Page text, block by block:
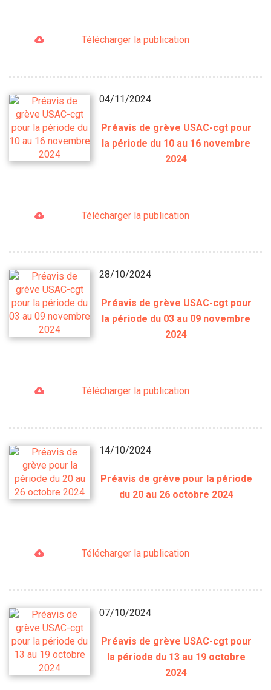
Télécharger la publication
04/11/2024
Préavis de grève USAC-cgt pour
la période du 10 au 16 novembre
2024
Télécharger la publication
28/10/2024
Préavis de grève USAC-cgt pour
la période du 03 au 09 novembre
2024
Télécharger la publication
14/10/2024
Préavis de grève pour la période
du 20 au 26 octobre 2024
Télécharger la publication
07/10/2024
Préavis de grève USAC-cgt pour
la période du 13 au 19 octobre
2024